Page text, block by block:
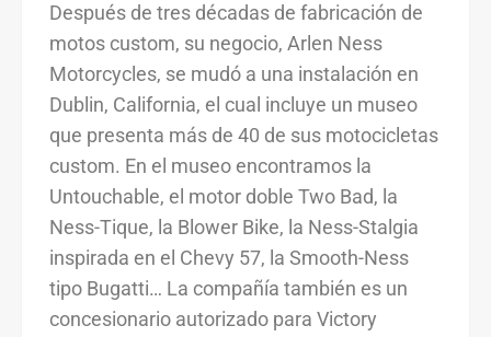
Después de tres décadas de fabricación de
motos custom, su negocio, Arlen Ness
Motorcycles, se mudó a una instalación en
Dublin, California, el cual incluye un museo
que presenta más de 40 de sus motocicletas
custom. En el museo encontramos la
Untouchable, el motor doble Two Bad, la
Ness-Tique, la Blower Bike, la Ness-Stalgia
inspirada en el Chevy 57, la Smooth-Ness
tipo Bugatti… La compañía también es un
concesionario autorizado para Victory